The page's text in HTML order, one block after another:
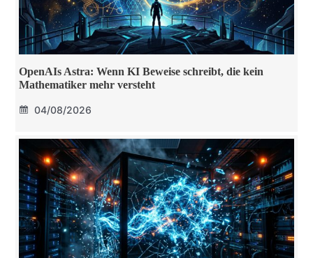
OpenAIs Astra: Wenn KI Beweise schreibt, die kein
Mathematiker mehr versteht
04/08/2026